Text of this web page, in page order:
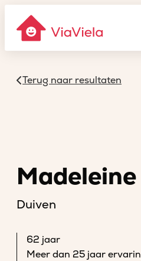
Terug naar resultaten
Madeleine
Duiven
62 jaar
Meer dan 25 jaar